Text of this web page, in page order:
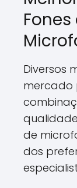
Diversos
mercado
de
dos